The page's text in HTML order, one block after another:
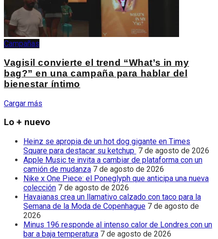
Campañas
Vagisil convierte el trend “What’s in my
bag?” en una campaña para hablar del
bienestar íntimo
Cargar más
Lo + nuevo
Heinz se apropia de un hot dog gigante en Times
Square para destacar su ketchup 7 de agosto de 2026
Apple Music te invita a cambiar de plataforma con un
camión de mudanza 7 de agosto de 2026
Nike x One Piece: el Poneglyph que anticipa una nueva
colección 7 de agosto de 2026
Havaianas crea un llamativo calzado con taco para la
Semana de la Moda de Copenhague 7 de agosto de
2026
Minus 196 responde al intenso calor de Londres con un
bar a baja temperatura 7 de agosto de 2026